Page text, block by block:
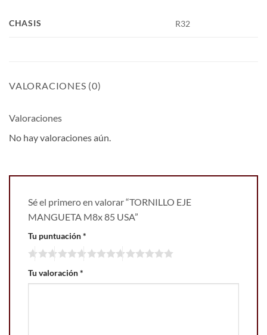
CHASIS R32
VALORACIONES (0)
Valoraciones
No hay valoraciones aún.
Sé el primero en valorar “TORNILLO EJE
MANGUETA M8x 85 USA”
Tu puntuación*
Tu valoración*